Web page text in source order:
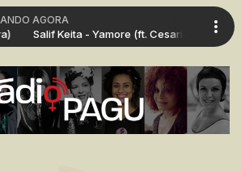
AGORA
Salif Keita - Yamore (ft. Cesaria Evora)